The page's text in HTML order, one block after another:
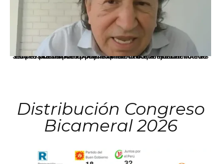
La presidenta Keiko Fujimori informó que la solicitud de indulto presentada por el expresidente Alejandro Toledo será evaluada por la Comisión de Gracias Presidenciales conforme al procedimiento establecido.
Distribución Congreso
Bicameral 2026